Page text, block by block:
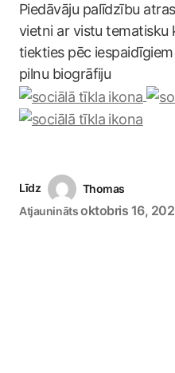
Piedāvāju palīdzību
vietni ar vistu tematisku
tiekties pēc
pilnu biogrāfiju
Līdz
Thomas
Atjauninātsoktobris 16,